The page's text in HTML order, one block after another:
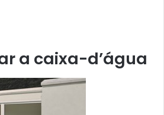
a caixa-d’água